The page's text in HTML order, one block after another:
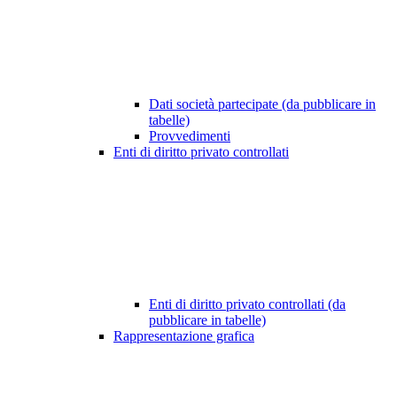
Dati società partecipate (da pubblicare in
tabelle)
Provvedimenti
Enti di diritto privato controllati
Enti di diritto privato controllati (da
pubblicare in tabelle)
Rappresentazione grafica